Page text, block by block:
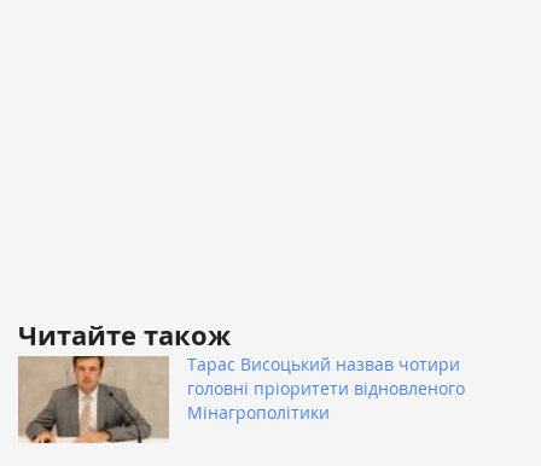
Читайте також
Тарас Висоцький назвав чотири
головні пріоритети відновленого
Мінагрополітики